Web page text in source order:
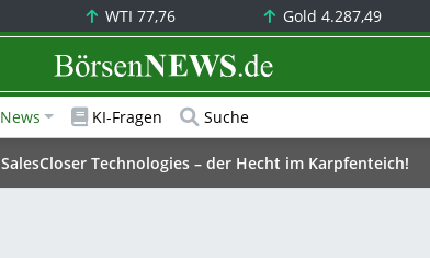
WTI77,76 Gold4.287,49
BörsenNEWS.de
News KI-Fragen Suche
SalesCloser Technologies – der Hecht im Karpfenteich!